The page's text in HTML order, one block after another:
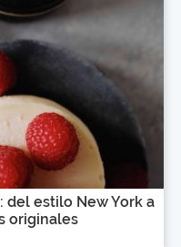
del estilo New York a
originales